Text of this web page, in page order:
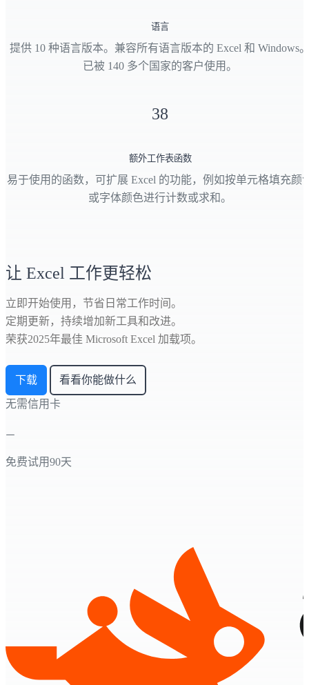
语言
提供 10 种语言版本。兼容所有语言版本的 Excel 和 Windows
已被 140 多个国家的客户使用。
38
额外工作表函数
易于使用的函数，可扩展 Excel 的功能，例如按单元格填充颜
或字体颜色进行计数或求和。
让 Excel 工作更轻松
立即开始使用，节省日常工作时间。
定期更新，持续增加新工具和改进。
荣获2025年最佳 Microsoft Excel 加载项。
下载 看看你能做什么
无需信用卡
免费试用90天